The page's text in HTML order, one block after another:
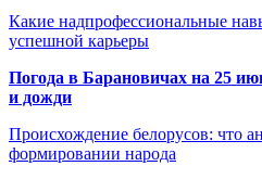
Какие надпрофессиональные
успешной карьеры
Погода в Барановичах на 25
и дожди
Происхождение белорусов: что
формировании народа